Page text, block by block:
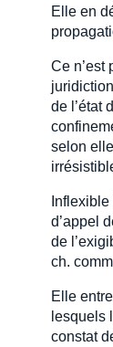
Elle en
Ce n’est
de l’état
selon
d’appel
de
ch.
Elle
lesquels
constat